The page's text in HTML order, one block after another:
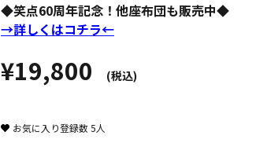
◆笑点60周年記念！他座布団も販売中◆
→詳しくはコチラ←
¥19,800 (税込)
お気に入り登録数5人